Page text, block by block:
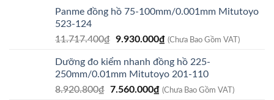
Panme đồng hồ 75-100mm/0.001mm Mitutoyo
523-124
11.717.400₫ Giá
là:
11.717.400₫.
9.930.000₫Giá
tại
là:
9.930.000₫.
(Chưa Bao Gồm VAT)
Dưỡng đo kiểm nhanh đồng hồ 225-
250mm/0.01mm Mitutoyo 201-110
8.920.800₫ Giá
7.560.000₫Giá
(Chưa Bao Gồm VAT)